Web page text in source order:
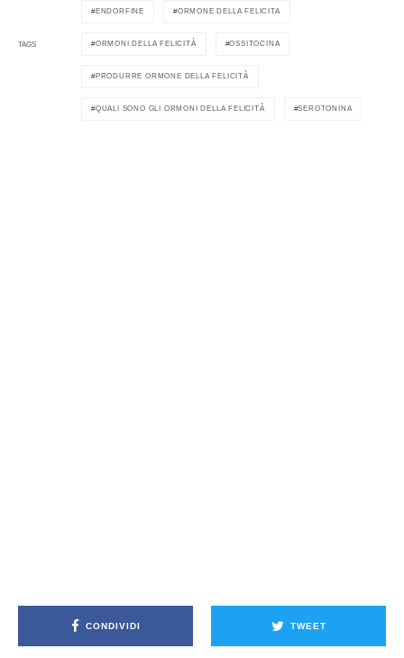
TAGS
ENDORFINE ORMONE DELLA FELICITA
ORMONI DELLA FELICITÀ OSSITOCINA
PRODURRE ORMONE DELLA FELICITÀ
QUALI SONO GLI ORMONI DELLA FELICITÀ SEROTONINA
CONDIVIDI TWEET